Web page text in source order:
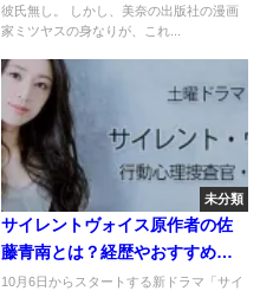
彼氏無し。 しかし、美奈の出版社の漫画
家ミツヤスの身なりが、これ...
未分類
サイレントヴォイス原作者の佐
藤青南とは？経歴やおすすめ作
品は？
10月6日からスタートする新ドラマ「サイ